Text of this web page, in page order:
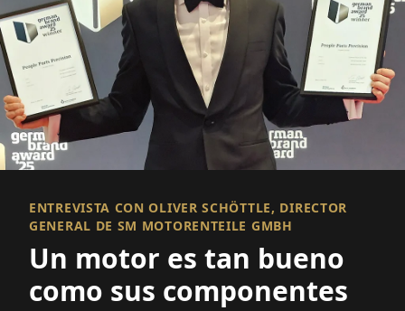
ENTREVISTA CON OLIVER SCHÖTTLE, DIRECTOR
GENERAL DE SM MOTORENTEILE GMBH
Un motor es tan bueno
como sus componentes